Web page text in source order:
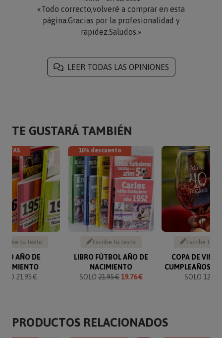
«Todo correcto,volveré a comprar en esta
página.Gracias por la profesionalidad y
rapidez.Saludos.»
LEER TODAS LAS OPINIONES
TE GUSTARÁ TAMBIÉN
tu texto
AÑO DE
21.95 €
10% descuento
Escribe tu texto
LIBRO FÚTBOL AÑO DE
NACIMIENTO
SOLO 21.95 €19.76 €
Escribe tu
COPA DE VINO
CUMPLEAÑOS
SOLO 12.90
PRODUCTOS RELACIONADOS